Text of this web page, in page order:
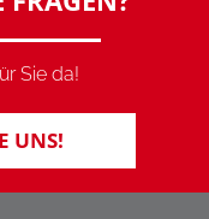
Sie da!
UNS!